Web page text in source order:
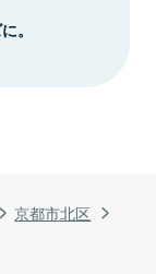
京都市北区
。